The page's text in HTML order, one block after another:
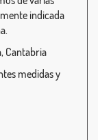
indicada
Cantabria
medidas y